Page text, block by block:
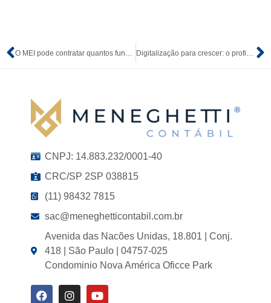
CNPJ: 14.883.232/0001-40
CRC/SP 2SP 038815
(11) 98432 7815
sac@meneghetticontabil.com.br
Avenida das Nacões Unidas, 18.801 | Conj.
418 | São Paulo | 04757-025
Condominio Nova América Oficce Park